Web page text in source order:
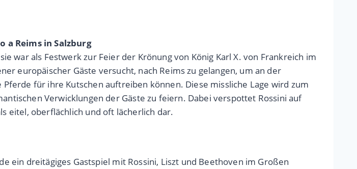
a Reims in Salzburg
war als Festwerk zur Feier der Krönung von König Karl X. von Frankreich im
europäischer Gäste versucht, nach Reims zu gelangen, um an der
für ihre Kutschen auftreiben können. Diese missliche Lage wird zum
Verwicklungen der Gäste zu feiern. Dabei verspottet Rossini auf
eitel, oberflächlich und oft lächerlich dar.
ein dreitägiges Gastspiel mit Rossini, Liszt und Beethoven im Großen